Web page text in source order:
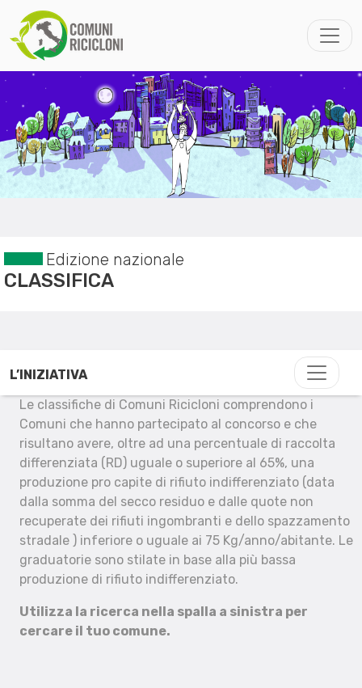
Edizione nazionale
CLASSIFICA
L’INIZIATIVA
Le classifiche di Comuni Ricicloni comprendono i
Comuni che hanno partecipato al concorso e che
risultano avere, oltre ad una percentuale di raccolta
differenziata (RD) uguale o superiore al 65%, una
produzione pro capite di rifiuto indifferenziato (data
dalla somma del secco residuo e dalle quote non
recuperate dei rifiuti ingombranti e dello spazzamento
stradale ) inferiore o uguale ai 75 Kg/anno/abitante. Le
graduatorie sono stilate in base alla più bassa
produzione di rifiuto indifferenziato.
Utilizza la ricerca nella spalla a sinistra per
cercare il tuo comune.